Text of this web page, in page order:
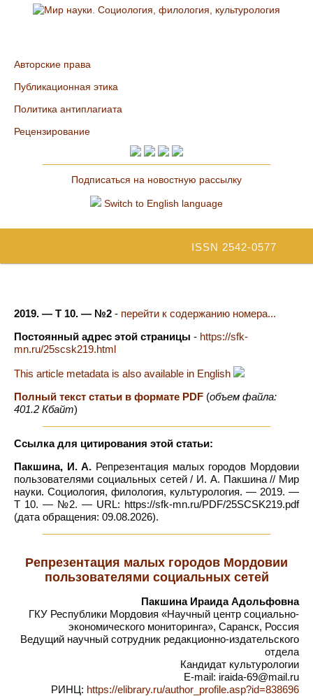
Авторские права
Публикационная этика
Политика антиплагиата
Рецензирование
Подписаться на новостную рассылку
Switch to English language
ISSN 2542-0577
2019. — Т 10. — №2 - перейти к содержанию номера...
Постоянный адрес этой страницы - https://sfk-
mn.ru/25scsk219.html
This article metadata is also available in English
Полный текст статьи в формате PDF (объем файла:
401.2 Кбайт)
Ссылка для цитирования этой статьи:
Пакшина, И. А. Репрезентация малых городов Мордовии
пользователями социальных сетей / И. А. Пакшина // Мир
науки. Социология, филология, культурология. — 2019. —
Т 10. — №2. — URL: https://sfk-mn.ru/PDF/25SCSK219.pdf
(дата обращения: 09.08.2026).
Репрезентация малых городов Мордовии
пользователями социальных сетей
Пакшина Ираида Адольфовна
ГКУ Республики Мордовия «Научный центр социально-
экономического мониторинга», Саранск, Россия
Ведущий научный сотрудник редакционно-издательского
отдела
Кандидат культурологии
E-mail: iraida-69@mail.ru
РИНЦ: https://elibrary.ru/author_profile.asp?id=838696